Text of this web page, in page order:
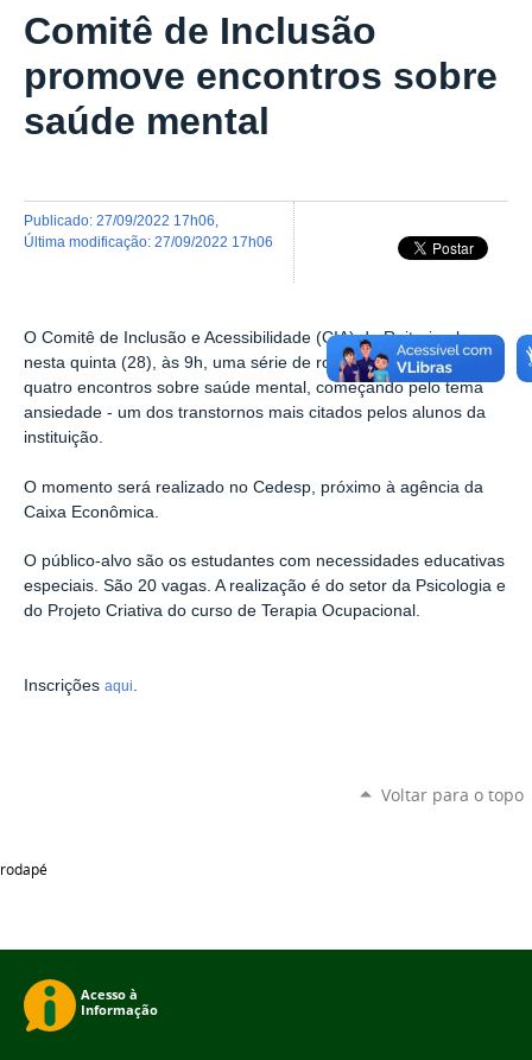
Comitê de Inclusão
promove encontros sobre
saúde mental
publicado: 27/09/2022 17h06
última modificação: 27/09/2022 17h06
O Comitê de Inclusão e Acessibilidade (CIA) da Reitoria abre
nesta quinta (28), às 9h, uma série de rodas de conversa em
quatro encontros sobre saúde mental, começando pelo tema
ansiedade - um dos transtornos mais citados pelos alunos da
instituição.
O momento será realizado no Cedesp, próximo à agência da
Caixa Econômica.
O público-alvo são os estudantes com necessidades educativas
especiais. São 20 vagas. A realização é do setor da Psicologia e
do Projeto Criativa do curso de Terapia Ocupacional.
Inscrições aqui
Voltar para o topo
rodapé